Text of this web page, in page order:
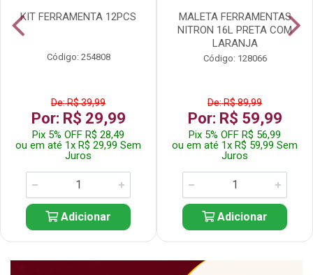
KIT FERRAMENTA 12PCS
Código: 254808
De: R$ 39,99
Por: R$ 29,99
Pix 5% OFF R$ 28,49
ou em até 1x R$ 29,99 Sem
Juros
Adicionar
MALETA FERRAMENTAS
NITRON 16L PRETA COM
LARANJA
Código: 128066
De: R$ 89,99
Por: R$ 59,99
Pix 5% OFF R$ 56,99
ou em até 1x R$ 59,99 Sem
Juros
Adicionar